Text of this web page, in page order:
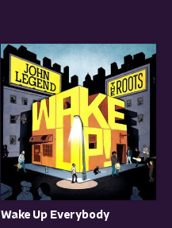
Wake Up Everybody